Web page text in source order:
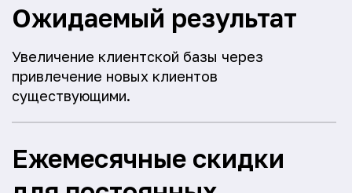
Ожидаемый результат
Увеличение клиентской базы через
привлечение новых клиентов
существующими.
Ежемесячные скидки